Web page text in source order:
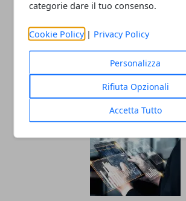
categorie dare il tuo consenso.
Cookie Policy | Privacy Policy
Personalizza
Rifiuta Opzionali
Accetta Tutto
La Formula 1 nel 2025:
strategie e nuove frontiere